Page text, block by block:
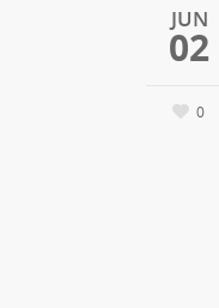
JUN
02
0